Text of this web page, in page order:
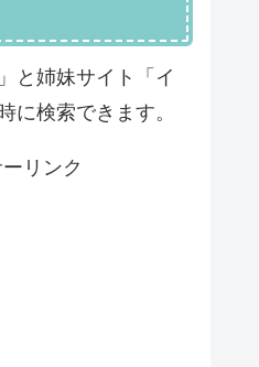
と姉妹サイト「イ
に検索できます。
リンク